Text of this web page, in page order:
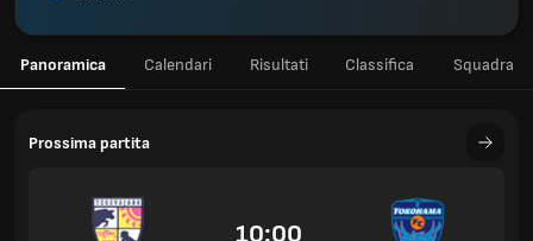
Panoramica Calendari Risultati Classifica Squadra
Prossima partita
10:00